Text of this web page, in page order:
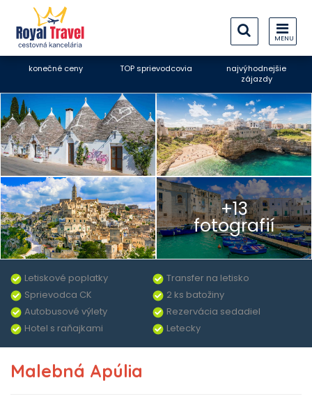
MENU
konečné ceny TOP sprievodcovia
najvýhodnejšie
zájazdy
+13
fotografií
Letiskové poplatky
Transfer na letisko
Sprievodca CK
2 ks batožiny
Autobusové výlety
Rezervácia sedadiel
Hotel s raňajkami
Letecky
Malebná Apúlia